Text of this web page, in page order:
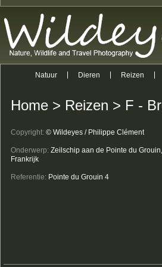
Natuur Dieren Reizen
Home > Reizen > F -
Copyright: © Wildeyes / Philippe Clément
Onderwerp: Zeilschip aan de Pointe du
Frankrijk
Referentie: Pointe du Grouin 4